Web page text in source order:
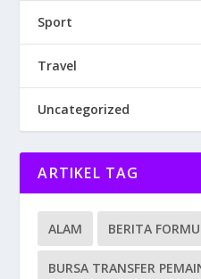
Sport
Travel
Uncategorized
ARTIKEL TAG
ALAM BERITA
BURSA TRANSFER